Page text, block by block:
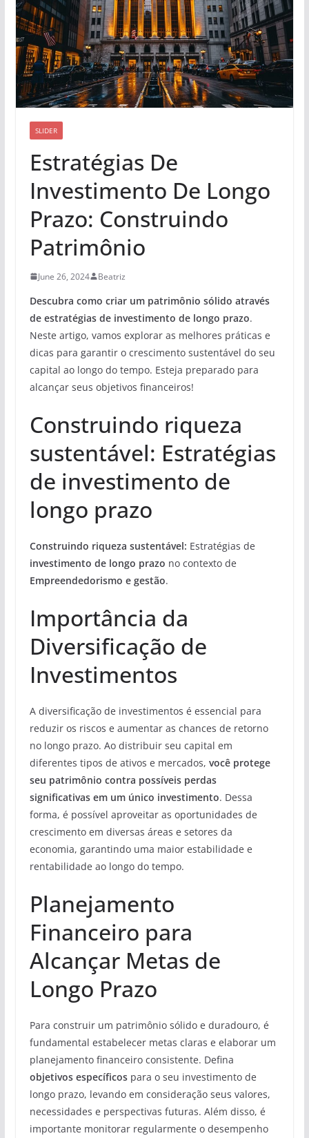
SLIDER
Estratégias De
Investimento De Longo
Prazo: Construindo
Patrimônio
June 26, 2024 Beatriz
Descubra como criar um patrimônio sólido através
de estratégias de investimento de longo prazo.
Neste artigo, vamos explorar as melhores práticas e
dicas para garantir o crescimento sustentável do seu
capital ao longo do tempo. Esteja preparado para
alcançar seus objetivos financeiros!
Construindo riqueza
sustentável: Estratégias
de investimento de
longo prazo
Construindo riqueza sustentável: Estratégias de
investimento de longo prazo no contexto de
Empreendedorismo e gestão.
Importância da
Diversificação de
Investimentos
A diversificação de investimentos é essencial para
reduzir os riscos e aumentar as chances de retorno
no longo prazo. Ao distribuir seu capital em
diferentes tipos de ativos e mercados, você protege
seu patrimônio contra possíveis perdas
significativas em um único investimento. Dessa
forma, é possível aproveitar as oportunidades de
crescimento em diversas áreas e setores da
economia, garantindo uma maior estabilidade e
rentabilidade ao longo do tempo.
Planejamento
Financeiro para
Alcançar Metas de
Longo Prazo
Para construir um patrimônio sólido e duradouro, é
fundamental estabelecer metas claras e elaborar um
planejamento financeiro consistente. Defina
objetivos específicospara o seu investimento de
longo prazo, levando em consideração seus valores,
necessidades e perspectivas futuras. Além disso, é
importante monitorar regularmente o desempenho